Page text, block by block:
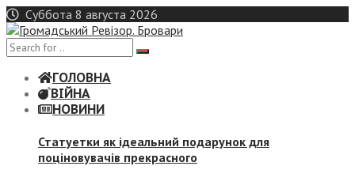
Skip
to
content
Суббота 8 августа 2026
ГОЛОВНА
ВІЙНА
НОВИНИ
Статуетки як ідеальний подарунок для
поціновувачів прекрасного